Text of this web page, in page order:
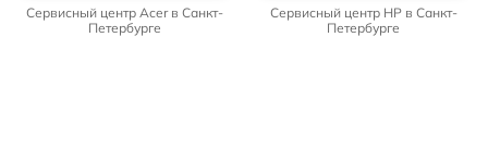
Сервисный центр Acer в Санкт-
Петербурге
Сервисный центр HP в Санкт-
Петербурге